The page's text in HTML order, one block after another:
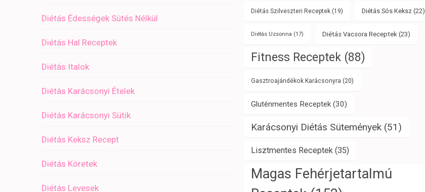
Diétás Édességek Sütés Nélkül
Diétás Hal Receptek
Diétás Italok
Diétás Karácsonyi Ételek
Diétás Karácsonyi Sütik
Diétás Keksz Recept
Diétás Köretek
Diétás Levesek
Diétás Szilveszteri Receptek(19) Diétás Sós Keksz (22)
Diétás Uzsonna (17) Diétás Vacsora Receptek (23)
Fitness Receptek(88)
Gasztroajándékok Karácsonyra (20)
Gluténmentes Receptek(30)
Karácsonyi Diétás Sütemények(51)
Lisztmentes Receptek (35)
Magas Fehérjetartalmú